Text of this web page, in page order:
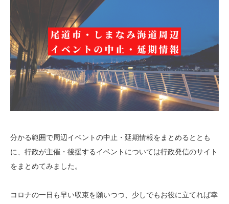
分かる範囲で周辺イベントの中止・延期情報をまとめるととも
に、行政が主催・後援するイベントについては行政発信のサイト
をまとめてみました。
コロナの一日も早い収束を願いつつ、少しでもお役に立てれば幸